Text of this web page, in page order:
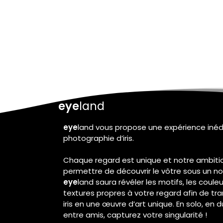
eyeland
eyeland vous propose une expérience
photographie d’iris.
Chaque regard est unique et notre
permettre de dé­couvrir le vôtre sous un
eyeland saura révéler les motifs, les
textures propres à votre regard afin de
iris en une œuvre d’art unique. En solo, en
entre amis, capturez votre singularité !